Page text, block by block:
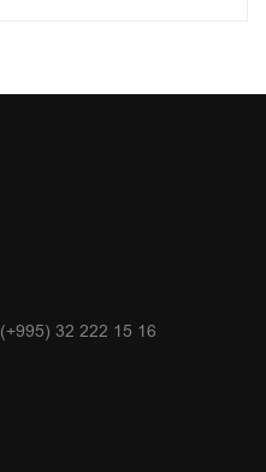
(+995) 32 222 15 16